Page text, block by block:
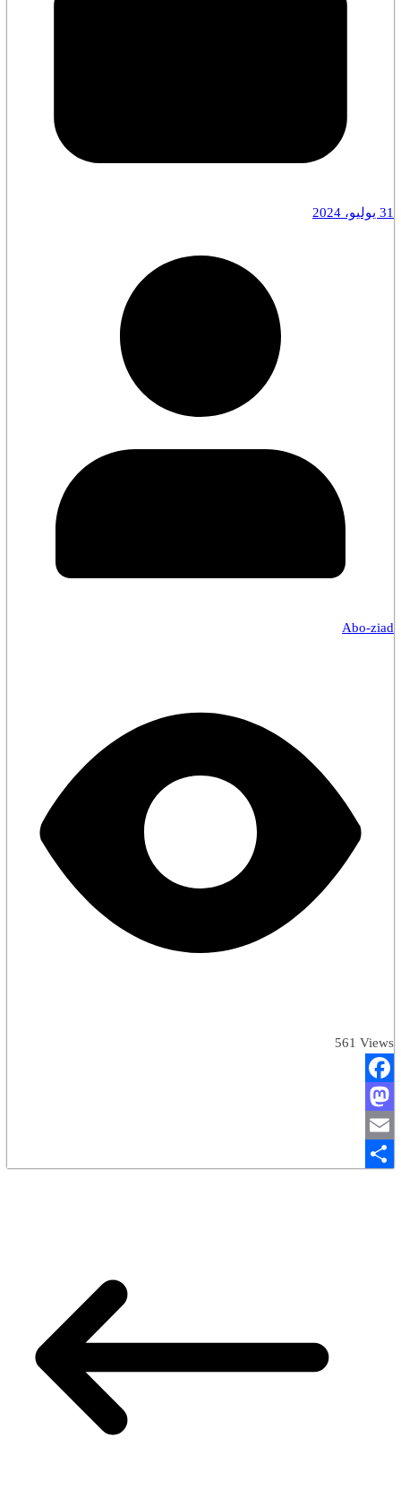
31 يوليو، 2024
Abo-ziad
561 Views
Facebook
Mastodon
Email